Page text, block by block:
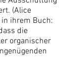
(Alice
ihrem Buch:
die
organischer